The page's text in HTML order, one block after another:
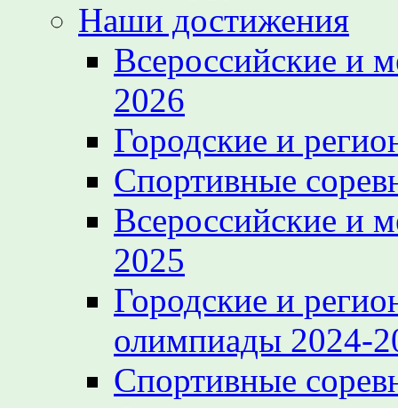
Наши достижения
Всероссийские и
2026
Городские и
Спортивные
Всероссийские и
2025
Городские и
олимпиады 2024-
Спортивные